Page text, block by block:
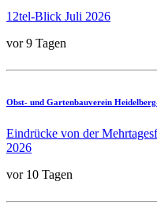
12tel-Blick Juli 2026
vor 9 Tagen
Obst- und Gartenbauverein
Eindrücke von der
2026
vor 10 Tagen